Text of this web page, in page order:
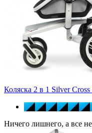
Коляска 2 в 1 Silver
Ничего лишнего, а все